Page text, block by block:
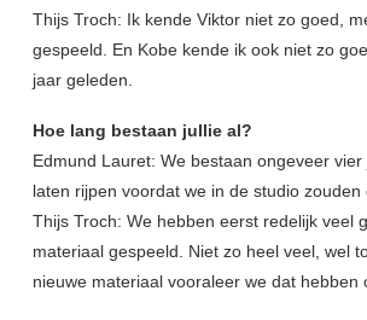
Thijs Troch: Ik kende Viktor niet zo goed,
gespeeld. En Kobe kende ik ook niet zo
jaar geleden.
Hoe lang bestaan jullie al?
Edmund Lauret: We bestaan ongeveer
laten rijpen voordat we in de studio zouden
Thijs Troch: We hebben eerst redelijk veel
materiaal gespeeld. Niet zo heel veel, wel
nieuwe materiaal vooraleer we dat hebben